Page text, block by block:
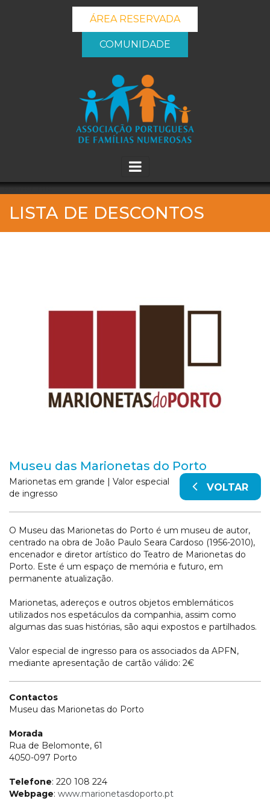
ÁREA RESERVADA
COMUNIDADE
_banner_me_
LISTA DE DESCONTOS
Museu das Marionetas do Porto
VOLTAR
Marionetas em grande | Valor especial
de ingresso
O Museu das Marionetas do Porto é um museu de autor,
centrado na obra de João Paulo Seara Cardoso (1956-2010),
encenador e diretor artístico do Teatro de Marionetas do
Porto. Este é um espaço de memória e futuro, em
permanente atualização.
Marionetas, adereços e outros objetos emblemáticos
utilizados nos espetáculos da companhia, assim como
algumas das suas histórias, são aqui expostos e partilhados.
Valor especial de ingresso para os associados da APFN,
mediante apresentação de cartão válido: 2€
Contactos
Museu das Marionetas do Porto
Morada
Rua de Belomonte, 61
4050-097 Porto
Telefone: 220 108 224
Webpage: www.marionetasdoporto.pt